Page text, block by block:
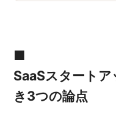
■
SaaSスタート
き3つの論点